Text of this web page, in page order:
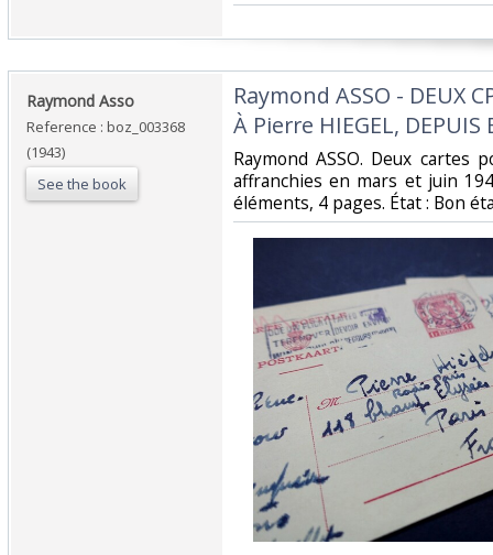
‎Raymond Asso‎
Reference : boz_003368
(1943)
See the book
‎Raymond ASSO - DEUX
À Pierre HIEGEL, DEPUIS
‎Raymond ASSO. Deux cartes
affranchies en mars et juin
éléments, 4 pages. État : Bon